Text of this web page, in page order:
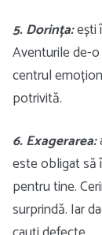
5. Dorința:ești
Aventurile de-
centrul
potrivită.
6. Exagerarea:
este obligat să
pentru tine.
surprindă. Iar